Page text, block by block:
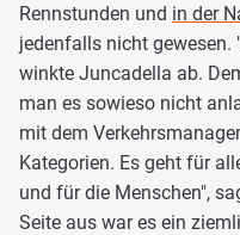
Rennstunden und in der
jedenfalls nicht gewesen.
winkte Juncadella ab.
man es sowieso nicht
mit dem
Kategorien. Es geht für
und für die Menschen",
Seite aus war es ein